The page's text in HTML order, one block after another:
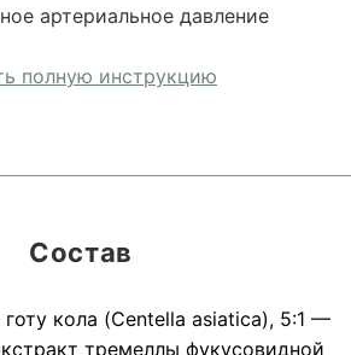
артериальное давление
полную инструкцию
Состав
готу кола (Centella asiatica), 5:1 —
тремеллы фукусовидной